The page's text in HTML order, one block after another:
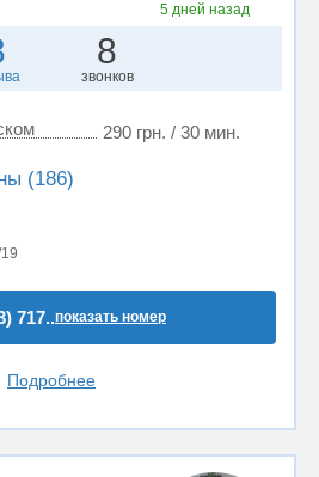
5 дней назад
8
звонков
290 грн. / 30 мин.
(186)
717..показать номер
Подробнее